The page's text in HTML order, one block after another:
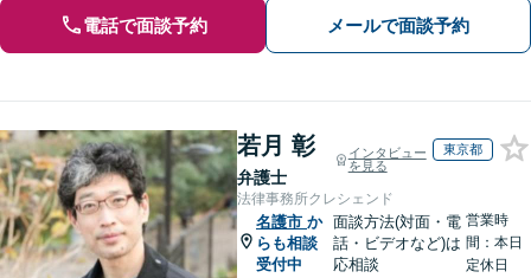
電話で面談予約 メールで面談予約
若月 彰
弁護士
インタビュー
を見る
東京都
法律事務所クレシェンド
名護市 か
らも相談
受付中
面談方法(対面・電
話・ビデオなど)は
応相談
営業時
間：本日
定休日